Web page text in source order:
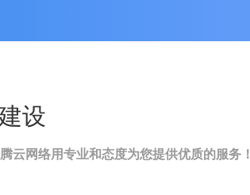
设
云网络用专业和态度为您提供优质的服务！